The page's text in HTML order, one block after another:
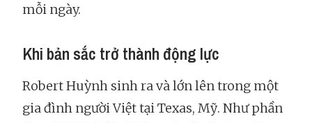
mỗi ngày.
Khi bản sắc trở thành động lực
Robert Huỳnh sinh ra và lớn lên trong một
gia đình người Việt tại Texas, Mỹ. Như phần